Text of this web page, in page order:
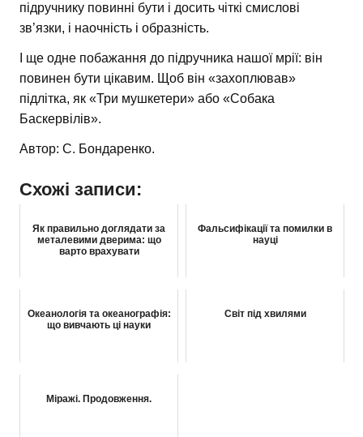
підручнику повинні бути і досить чіткі смислові
зв’язки, і наочність і образність.
І ще одне побажання до підручника нашої мрії: він
повинен бути цікавим. Щоб він «захоплював»
підлітка, як «Три мушкетери» або «Собака
Баскервілів».
Автор: С. Бондаренко.
Схожі записи:
Як правильно доглядати за
металевими дверима: що
варто врахувати
Фальсифікації та помилки в
науці
Океанологія та океанографія:
що вивчають ці науки
Світ під хвилями
Міражі. Продовження.